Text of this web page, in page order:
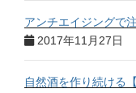
アンチエイジングで
2017年11月27日
自然酒を作り続ける